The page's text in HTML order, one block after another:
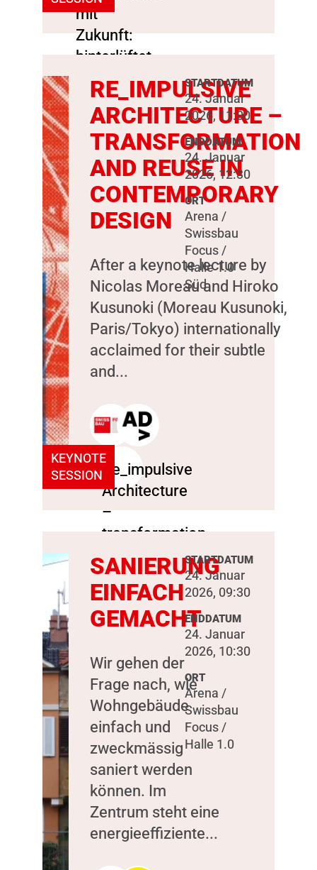
KEYNOTE
SESSION
RE_IMPULSIVE
ARCHITECTURE –
TRANSFORMATION
AND REUSE IN
CONTEMPORARY
DESIGN
After a keynote lecture by
Nicolas Moreau and Hiroko
Kusunoki (Moreau Kusunoki,
Paris/Tokyo) internationally
acclaimed for their subtle
and...
STARTDATUM
24. Januar
2026, 11:00
ENDDATUM
24. Januar
2026, 12:30
ORT
Arena /
Swissbau
Focus /
Halle 1.0
Süd
SANIERUNG
EINFACH
GEMACHT
Wir gehen der
Frage nach, wie
Wohngebäude
einfach und
zweckmässig
saniert werden
können. Im
Zentrum steht eine
energieeffiziente...
STARTDATUM
24. Januar
2026, 09:30
ENDDATUM
24. Januar
2026, 10:30
ORT
Arena /
Swissbau
Focus /
Halle 1.0